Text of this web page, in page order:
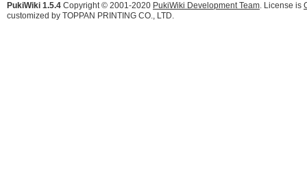
PukiWiki 1.5.4 Copyright © 2001-2020 PukiWiki Development Team. License is
customized by TOPPAN PRINTING CO., LTD.